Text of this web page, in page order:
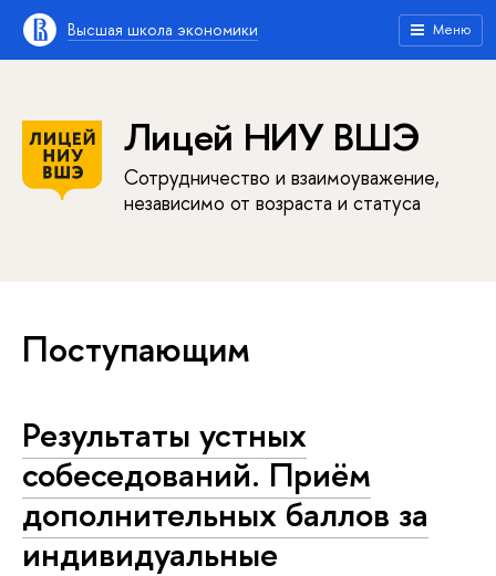
Высшая школа экономики Меню
Лицей НИУ ВШЭ
Сотрудничество и взаимоуважение,
независимо от возраста и статуса
Поступающим
Результаты устных
собеседований. Приём
дополнительных баллов за
индивидуальные